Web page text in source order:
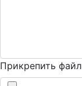
Прикрепить